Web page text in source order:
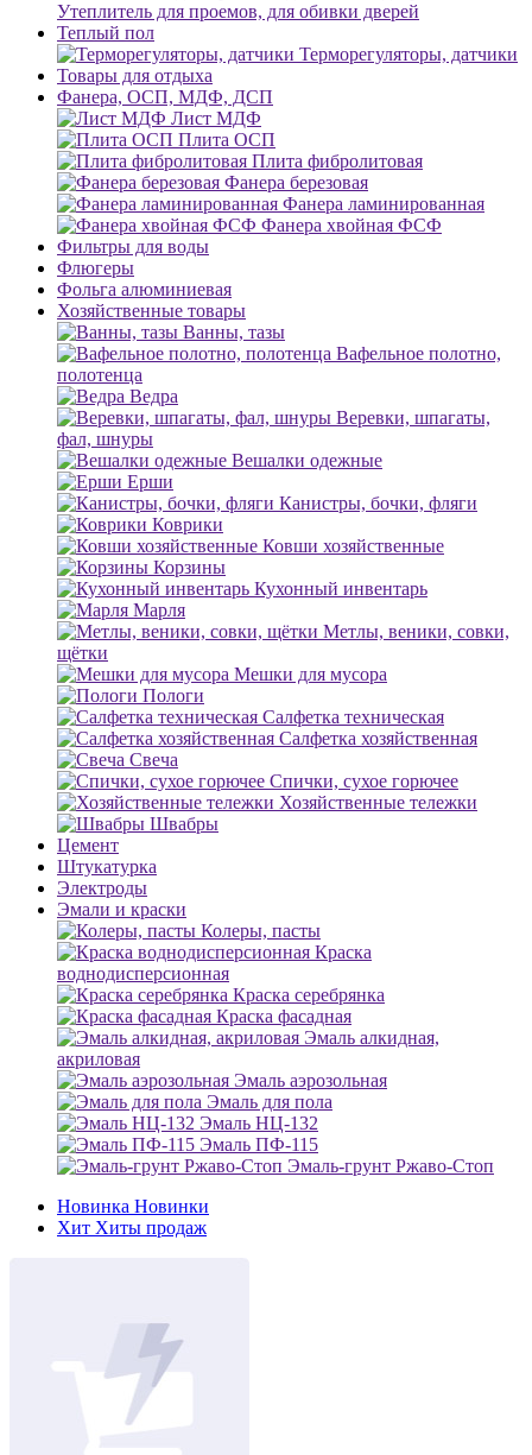
Утеплитель для проемов, для обивки дверей
Теплый пол
Терморегуляторы, датчики
Товары для отдыха
Фанера, ОСП, МДФ, ДСП
Лист МДФ
Плита ОСП
Плита фибролитовая
Фанера березовая
Фанера ламинированная
Фанера хвойная ФСФ
Фильтры для воды
Флюгеры
Фольга алюминиевая
Хозяйственные товары
Ванны, тазы
Вафельное полотно,
полотенца
Ведра
Веревки, шпагаты,
фал, шнуры
Вешалки одежные
Ерши
Канистры, бочки, фляги
Коврики
Ковши хозяйственные
Корзины
Кухонный инвентарь
Марля
Метлы, веники, совки,
щётки
Мешки для мусора
Пологи
Салфетка техническая
Салфетка хозяйственная
Свеча
Спички, сухое горючее
Хозяйственные тележки
Швабры
Цемент
Штукатурка
Электроды
Эмали и краски
Колеры, пасты
Краска
воднодисперсионная
Краска серебрянка
Краска фасадная
Эмаль алкидная,
акриловая
Эмаль аэрозольная
Эмаль для пола
Эмаль НЦ-132
Эмаль ПФ-115
Эмаль-грунт Ржаво-Стоп
Новинка Новинки
Хит Хиты продаж